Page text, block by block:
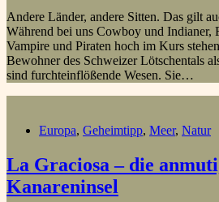
Andere Länder, andere Sitten. Das gilt
Während bei uns Cowboy und Indianer,
Vampire und Piraten hoch im Kurs
Bewohner des Schweizer Lötschentals
sind furchteinflößende Wesen. Sie…
Europa, Geheimtipp, Meer, Natur
La Graciosa – die
Kanareninsel